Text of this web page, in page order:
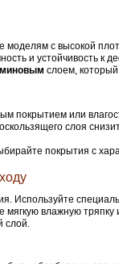
моделям с высокой
и устойчивость к
слоем,
покрытием или
слоя
покрытия с
Используйте
влажную тряпку
слой.